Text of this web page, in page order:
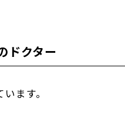
ドクター
ます。